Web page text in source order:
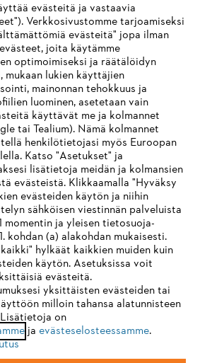
Impressum
Oikeudelliset tiedot
WIRD NICHT
den wir noch nicht unterstützen. Für
unserer Seite empfehlen wir Ihnen, zu
zu wechseln:
evästeitä ja vastaavia
Verkkosivustomme tarjoamiseksi
evästeitä" jopa ilman
joita käytämme
optimoimiseksi ja räätälöidyn
mukaan lukien käyttäjien
mainonnan tehokkuus ja
luominen, asetetaan vain
käyttävät me ja kolmannet
tai Tealium). Nämä kolmannet
henkilötietojasi myös Euroopan
Katso "Asetukset" ja
lisätietoja meidän ja kolmansien
evästeistä. Klikkaamalla "Hyväksy
evästeiden käytön ja niihin
sähköisen viestinnän palveluista
momentin ja yleisen tietosuoja-
kohdan (a) alakohdan mukaisesti.
hylkäät kaikkien muiden kuin
käytön. Asetuksissa voit
evästeitä.
yksittäisten evästeiden tai
milloin tahansa alatunnisteen
on
ja evästeselosteessamme.